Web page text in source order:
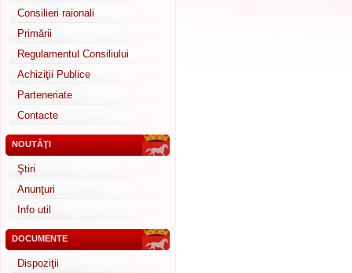
Consilieri raionali
Primării
Regulamentul Consiliului
Achiziţii Publice
Parteneriate
Contacte
NOUTĂŢI
Ştiri
Anunţuri
Info util
DOCUMENTE
Dispoziţii